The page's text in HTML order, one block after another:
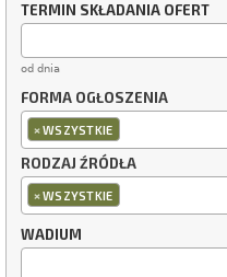
TERMIN SKŁADANIA OFERT
od dnia
FORMA OGŁOSZENIA
×WSZYSTKIE
RODZAJ ŹRÓDŁA
×WSZYSTKIE
WADIUM